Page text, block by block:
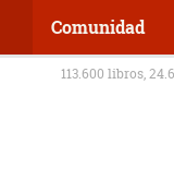
Comunidad
113.600 libros,